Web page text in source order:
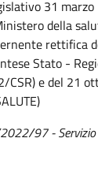
31
della
rettifica
Stato -
CSR) e del 21
97-